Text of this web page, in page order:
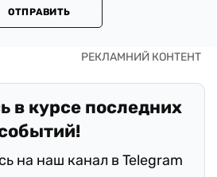
ОТПРАВИТЬ
в курсе последних
на наш канал в Telegram